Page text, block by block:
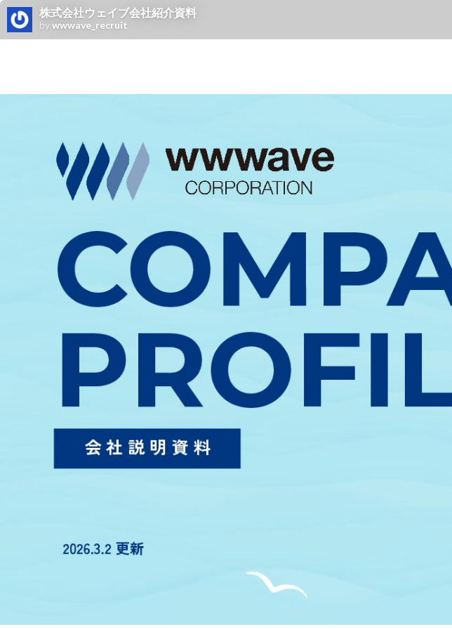
株式会社ウェイブ会社紹介資料
bywwwave_recruit